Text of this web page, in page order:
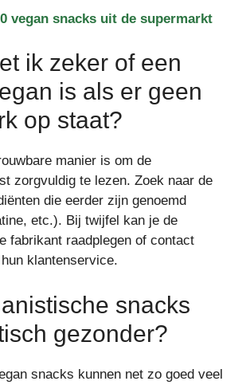
vegan snacks uit de supermarkt
ik zeker of een
is als er geen
op staat?
manier is om de
zorgvuldig te lezen. Zoek naar de
die eerder zijn genoemd
etc.). Bij twijfel kan je de
fabrikant raadplegen of contact
klantenservice.
snacks
gezonder?
snacks kunnen net zo goed veel